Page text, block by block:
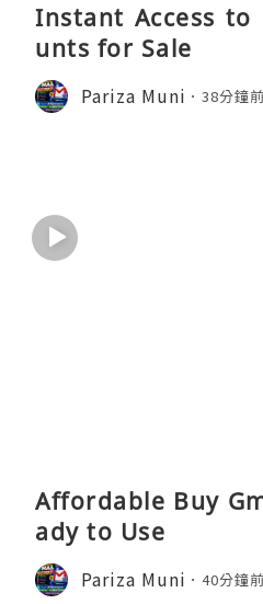
Instant Access to
unts for Sale
Pariza Muni 38分鐘前
Affordable Buy
ady to Use
Pariza Muni 40分鐘前